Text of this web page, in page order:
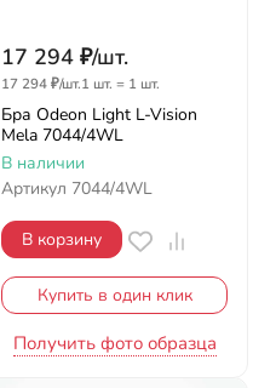
17 294 ₽/шт.
17 294₽/шт.1 шт. = 1 шт.
Бра Odeon Light L-Vision
Mela 7044/4WL
В наличии
Артикул 7044/4WL
В корзину
Купить в один клик
Получить фото образца